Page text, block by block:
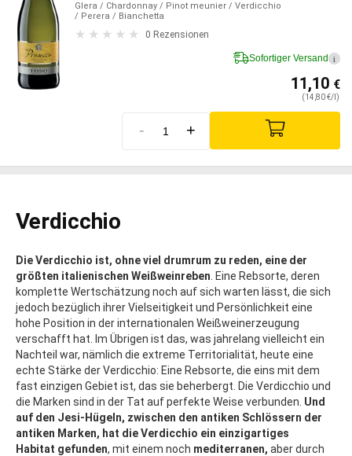
Glera / Chardonnay / Pinot meunier / Verdicchio
/ Perera / Bianchetta
0 Rezensionen
Sofortiger Versand i
11,10 €
(14,80 €/l)
- +
Verdicchio
Die Verdicchio ist, ohne viel drumrum zu reden, eine der
größten italienischen Weißweinreben . Eine Rebsorte, deren
komplette Wertschätzung noch auf sich warten lässt, die sich
jedoch bezüglich ihrer Vielseitigkeit und Persönlichkeit eine
hohe Position in der internationalen Weißweinerzeugung
verschafft hat. Im Übrigen ist das, was jahrelang vielleicht ein
Nachteil war, nämlich die extreme Territorialität, heute eine
echte Stärke der Verdicchio: Eine Rebsorte, die eins mit dem
fast einzigen Gebiet ist, das sie beherbergt. Die Verdicchio und
die Marken sind in der Tat auf perfekte Weise verbunden. Und
auf den Jesi-Hügeln, zwischen den antiken Schlössern der
antiken Marken, hat die Verdicchio ein einzigartiges
Habitat gefunden, mit einem noch mediterranen, aber durch